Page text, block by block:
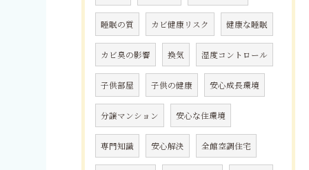
睡眠の質 カビ健康リスク 健康な睡眠
カビ臭の影響 換気 湿度コントロール
子供部屋 子供の健康 安心成長環境
分譲マンション 安心な住環境
専門知識 安心解決 全館空調住宅